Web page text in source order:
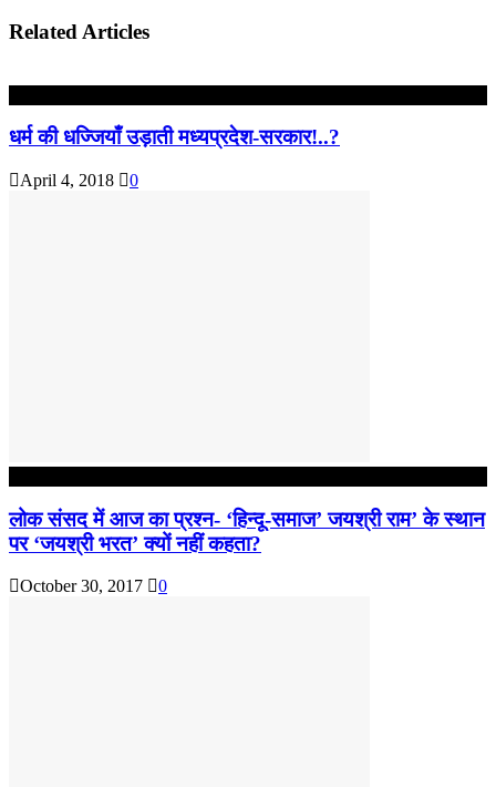
Related Articles
धर्म की धज्जियाँ उड़ाती मध्यप्रदेश-सरकार!..?
April 4, 2018 0
लोक संसद में आज का प्रश्न- ‘हिन्दू-समाज’ जयश्री राम’ के स्थान
पर ‘जयश्री भरत’ क्यों नहीं कहता?
October 30, 2017 0